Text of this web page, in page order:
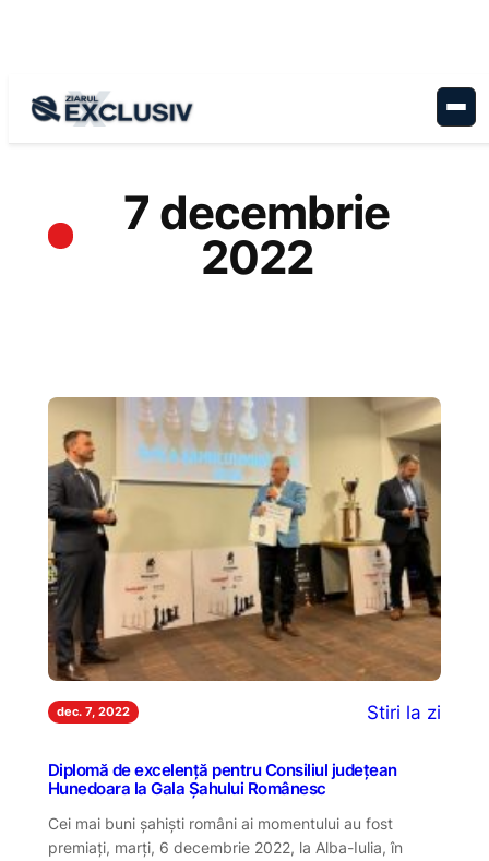
7 decembrie
2022
dec. 7, 2022 Stiri la zi
Diplomă de excelență pentru Consiliul județean
Hunedoara la Gala Șahului Românesc
Cei mai buni șahiști români ai momentului au fost
premiați, marți, 6 decembrie 2022, la Alba-Iulia, în